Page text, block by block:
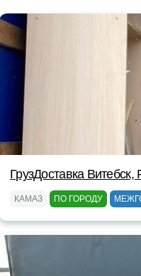
ГрузДоставка
КАМАЗ ПО ГОРОДУ